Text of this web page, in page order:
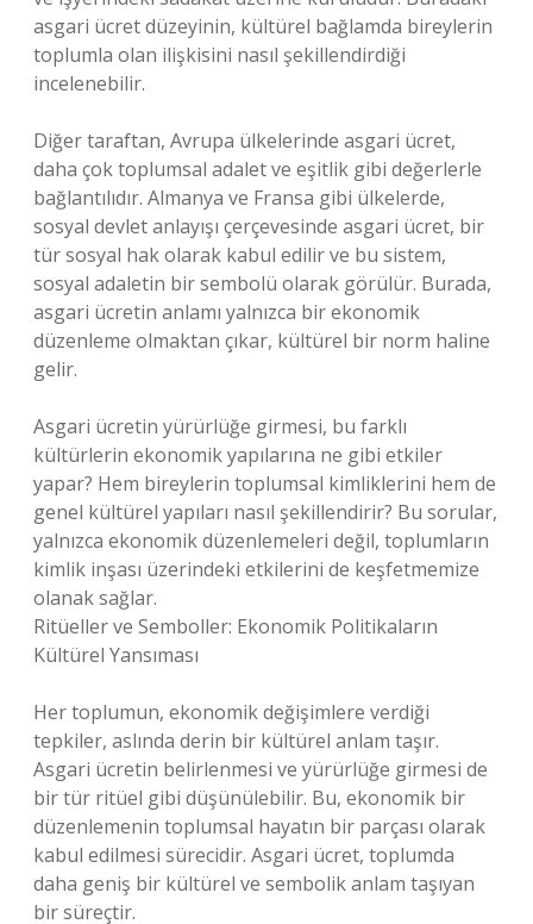
asgari ücret düzeyinin, kültürel bağlamda bireylerin
toplumla olan ilişkisini nasıl şekillendirdiği
incelenebilir.
Diğer taraftan, Avrupa ülkelerinde asgari ücret,
daha çok toplumsal adalet ve eşitlik gibi değerlerle
bağlantılıdır. Almanya ve Fransa gibi ülkelerde,
sosyal devlet anlayışı çerçevesinde asgari ücret, bir
tür sosyal hak olarak kabul edilir ve bu sistem,
sosyal adaletin bir sembolü olarak görülür. Burada,
asgari ücretin anlamı yalnızca bir ekonomik
düzenleme olmaktan çıkar, kültürel bir norm haline
gelir.
Asgari ücretin yürürlüğe girmesi, bu farklı
kültürlerin ekonomik yapılarına ne gibi etkiler
yapar? Hem bireylerin toplumsal kimliklerini hem de
genel kültürel yapıları nasıl şekillendirir? Bu sorular,
yalnızca ekonomik düzenlemeleri değil, toplumların
kimlik inşası üzerindeki etkilerini de keşfetmemize
olanak sağlar.
Ritüeller ve Semboller: Ekonomik Politikaların
Kültürel Yansıması
Her toplumun, ekonomik değişimlere verdiği
tepkiler, aslında derin bir kültürel anlam taşır.
Asgari ücretin belirlenmesi ve yürürlüğe girmesi de
bir tür ritüel gibi düşünülebilir. Bu, ekonomik bir
düzenlemenin toplumsal hayatın bir parçası olarak
kabul edilmesi sürecidir. Asgari ücret, toplumda
daha geniş bir kültürel ve sembolik anlam taşıyan
bir süreçtir.